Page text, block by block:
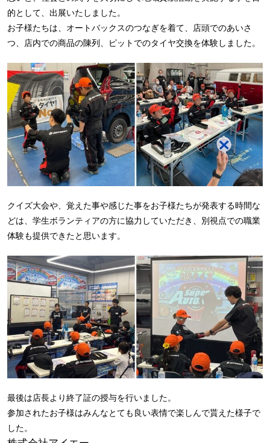
的として、出展いたしました。
お子様たちは、オートバックスのつなぎを着て、店頭でのあいさ
つ、店内での商品の陳列、ピットでのタイヤ交換を体験しました。
クイズ大会や、覚えた事や感じた事をお子様たちが発表する時間な
どは、学生ボランティアの方に協力していただき、別視点での職業
体験も提供できたと思います。
最後は店長より終了証の授与を行いました。
参加されたお子様はみんなとても良い表情で楽しんで貰えた様子で
した。